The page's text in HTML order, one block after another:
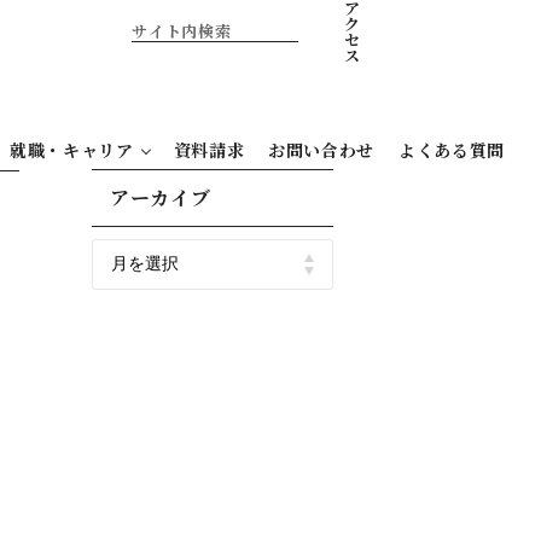
ア
ク
セ
ス
就職・キャリア 資料請求 お問い合わせ よくある質問
アーカイブ